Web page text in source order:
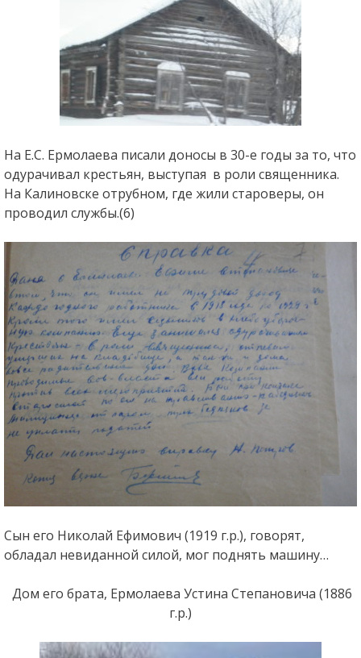
На Е.С. Ермолаева писали доносы в 30-е годы за то, что
одурачивал крестьян, выступая в роли священника.
На Калиновске отрубном, где жили староверы, он
проводил службы.(6)
Сын его Николай Ефимович (1919 г.р.), говорят,
обладал невиданной силой, мог поднять машину…
Дом его брата, Ермолаева Устина Степановича (1886
г.р.)